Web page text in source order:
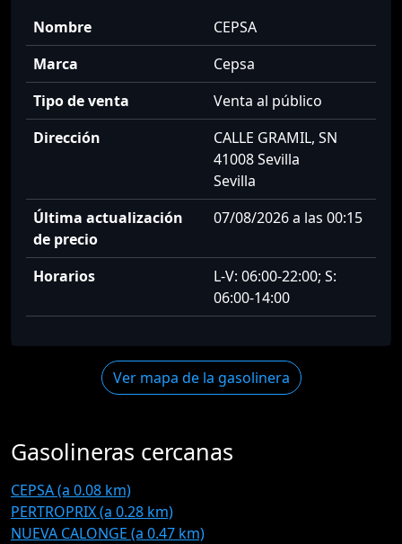
Nombre
CEPSA
Marca
Cepsa
Tipo de venta
Venta al público
Dirección
CALLE GRAMIL, SN
41008 Sevilla
Sevilla
Última actualización
de precio
07/08/2026 a las 00:15
Horarios
L-V: 06:00-22:00; S:
06:00-14:00
Ver mapa de la gasolinera
Gasolineras cercanas
CEPSA (a 0.08 km)
PERTROPRIX (a 0.28 km)
NUEVA CALONGE (a 0.47 km)